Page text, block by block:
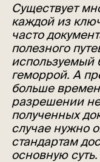
Существует
каждой из
часто
полезного
используемый
геморрой. А
больше
разрешении
полученных
случае нужно
стандартам
основную суть.